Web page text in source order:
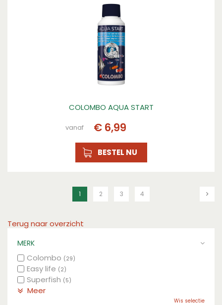
COLOMBO AQUA START
vanaf € 6,99
BESTEL NU
1 2 3 4
Terug naar overzicht
MERK
Colombo (29)
Easy life (2)
Superfish (5)
Meer
Wis selectie